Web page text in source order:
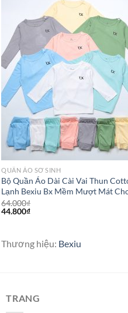
QUẦN ÁO SƠ SINH
Bộ Quần Áo Dài Cài Vai Thun
Lạnh Bexiu Bx Mềm Mượt Mát
64.000₫
44.800₫
Thương hiệu: Bexiu
TRANG